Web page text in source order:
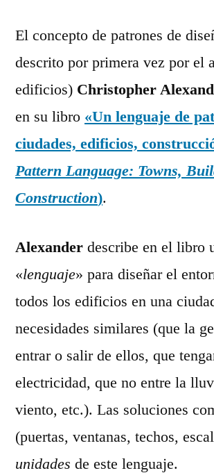
El concepto de patrones de
descrito por primera vez por el
edificios) Christopher
en su libro «Un lenguaje de
ciudades, edificios,
Pattern Language: Towns,
Construction).
Alexander describe en el libro
«lenguaje» para diseñar el
todos los edificios en una
necesidades similares (que la
entrar o salir de ellos, que
electricidad, que no entre la
viento, etc.). Las soluciones
(puertas, ventanas, techos,
unidades de este lenguaje.